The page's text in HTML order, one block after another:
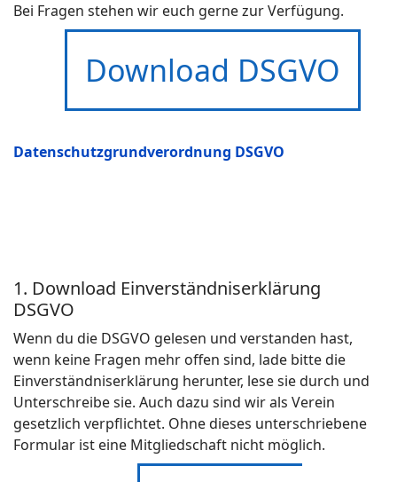
Bei Fragen stehen wir euch gerne zur Verfügung.
Download DSGVO
Datenschutzgrundverordnung DSGVO
1. Download Einverständniserklärung
DSGVO
Wenn du die DSGVO gelesen und verstanden hast,
wenn keine Fragen mehr offen sind, lade bitte die
Einverständniserklärung herunter, lese sie durch und
Unterschreibe sie. Auch dazu sind wir als Verein
gesetzlich verpflichtet. Ohne dieses unterschriebene
Formular ist eine Mitgliedschaft nicht möglich.